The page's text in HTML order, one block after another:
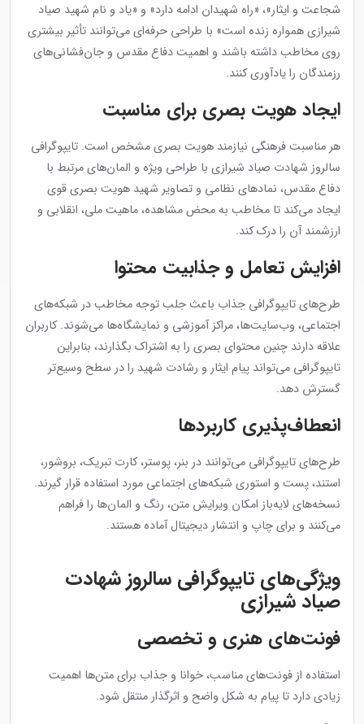
شجاعت و ایثار»، «راه شهیدان ادامه دارد» و «یاد و نام شهید صیاد
شیرازی همواره زنده است» با طراحی حرفه‌ای می‌توانند تأثیر بیشتری
روی مخاطب داشته باشند و اهمیت دفاع مقدس و جان‌فشانی‌های
رزمندگان را یادآوری کنند.
ایجاد هویت بصری برای مناسبت
هر مناسبت فرهنگی نیازمند هویت بصری مشخص است. تایپوگرافی
سالروز شهادت صیاد شیرازی با طراحی ویژه و المان‌های مرتبط با
دفاع مقدس، نمادهای نظامی و تصاویر شهید هویت بصری قوی
ایجاد می‌کند تا مخاطب به محض مشاهده، ماهیت ملی، انقلابی و
ارزشمند آن را درک کند.
افزایش تعامل و جذابیت محتوا
طرح‌های تایپوگرافی جذاب باعث جلب توجه مخاطب در شبکه‌های
اجتماعی، وب‌سایت‌ها، مراکز آموزشی و نمایشگاه‌ها می‌شوند. کاربران
علاقه دارند چنین محتوای بصری را به اشتراک بگذارند، بنابراین
تایپوگرافی می‌تواند پیام ایثار و رشادت شهید را در سطح وسیع‌تر
گسترش دهد.
انعطاف‌پذیری کاربردها
طرح‌های تایپوگرافی می‌توانند در بنر، پوستر، کارت تبریک، بروشور،
استند، پست و استوری شبکه‌های اجتماعی مورد استفاده قرار گیرند.
نسخه‌های لایه‌باز امکان ویرایش متن، رنگ و المان‌ها را فراهم
می‌کنند و برای چاپ و انتشار دیجیتال آماده هستند.
ویژگی‌های تایپوگرافی سالروز شهادت
صیاد شیرازی
فونت‌های هنری و تخصصی
استفاده از فونت‌های مناسب، خوانا و جذاب برای متن‌ها اهمیت
زیادی دارد تا پیام به شکل واضح و اثرگذار منتقل شود.